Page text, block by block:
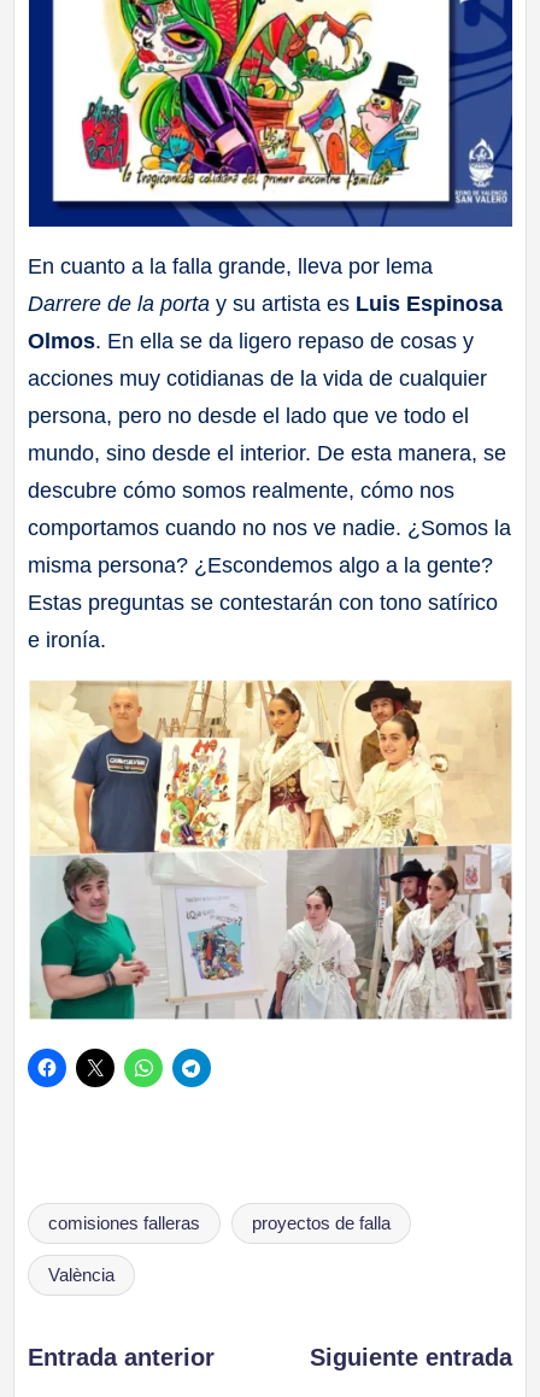
En cuanto a la falla grande, lleva por lema
Darrere de la porta y su artista es Luis Espinosa
Olmos. En ella se da ligero repaso de cosas y
acciones muy cotidianas de la vida de cualquier
persona, pero no desde el lado que ve todo el
mundo, sino desde el interior. De esta manera, se
descubre cómo somos realmente, cómo nos
comportamos cuando no nos ve nadie. ¿Somos la
misma persona? ¿Escondemos algo a la gente?
Estas preguntas se contestarán con tono satírico
e ironía.
Etiquetas:
comisiones falleras proyectos de falla
València
Navegación
Entrada anterior Siguiente entrada